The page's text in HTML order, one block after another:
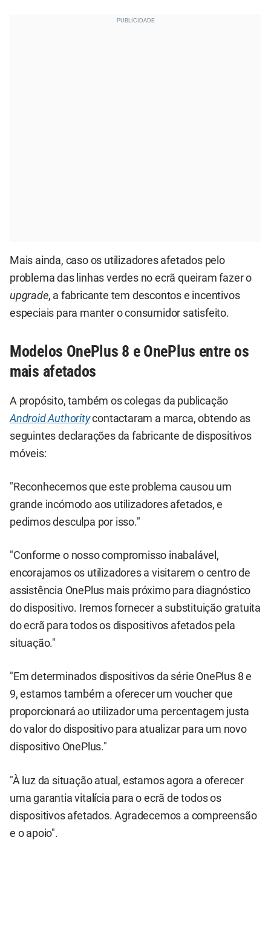
Mais ainda, caso os utilizadores afetados pelo
problema das linhas verdes no ecrã queiram fazer o
upgrade, a fabricante tem descontos e incentivos
especiais para manter o consumidor satisfeito.
Modelos OnePlus 8 e OnePlus entre os
mais afetados
A propósito, também os colegas da publicação
Android Authoritycontactaram a marca, obtendo as
seguintes declarações da fabricante de dispositivos
móveis:
"Reconhecemos que este problema causou um
grande incómodo aos utilizadores afetados, e
pedimos desculpa por isso."
"Conforme o nosso compromisso inabalável,
encorajamos os utilizadores a visitarem o centro de
assistência OnePlus mais próximo para diagnóstico
do dispositivo. Iremos fornecer a substituição gratuita
do ecrã para todos os dispositivos afetados pela
situação."
"Em determinados dispositivos da série OnePlus 8 e
9, estamos também a oferecer um voucher que
proporcionará ao utilizador uma percentagem justa
do valor do dispositivo para atualizar para um novo
dispositivo OnePlus."
"À luz da situação atual, estamos agora a oferecer
uma garantia vitalícia para o ecrã de todos os
dispositivos afetados. Agradecemos a compreensão
e o apoio".